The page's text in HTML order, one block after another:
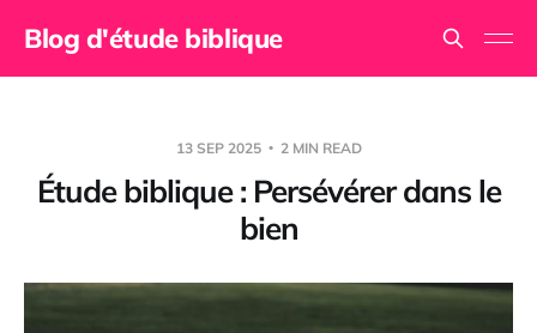
Blog d'étude biblique
13 SEP 2025 2 MIN READ
Étude biblique : Persévérer dans le
bien